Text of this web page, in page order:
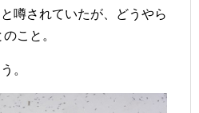
噂されていたが、どうやら
こと。
。